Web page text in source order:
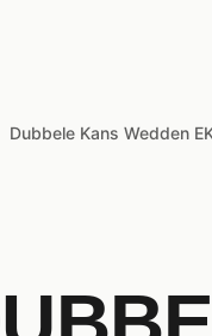
Dubbele Kans Wedden